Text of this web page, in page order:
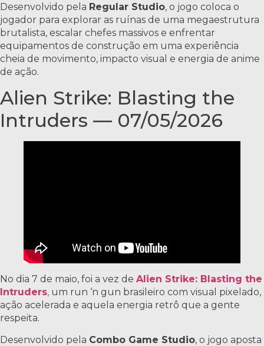
Desenvolvido pela Regular Studio, o jogo coloca o
jogador para explorar as ruínas de uma megaestrutura
brutalista, escalar chefes massivos e enfrentar
equipamentos de construção em uma experiência
cheia de movimento, impacto visual e energia de anime
de ação.
Alien Strike: Blasting the
Intruders — 07/05/2026
No dia 7 de maio, foi a vez de Alien Strike: Blasting the
Intruders, um run ‘n gun brasileiro com visual pixelado,
ação acelerada e aquela energia retrô que a gente
respeita.
Desenvolvido pela Combo Game Studio, o jogo aposta